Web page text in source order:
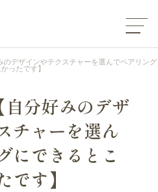
のデザインやテクスチャーを選んでペアリング
ったです】
分好みのデザ
チャーを選ん
にできるとこ
です】